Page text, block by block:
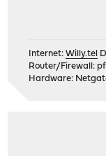
Internet:Willy.tel
Router/Firewall:
Hardware: